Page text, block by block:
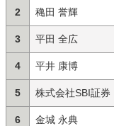
2 穐田 誉輝
3 平田 全広
4 平井 康博
5 株式会社SBI証券
6 金城 永典